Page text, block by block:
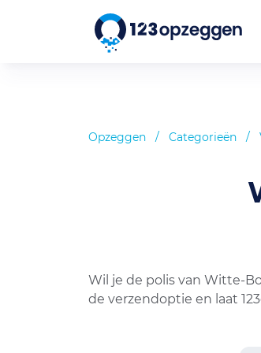
Opzeggen / Categorieën /
Wil je de polis van Witte-
de verzendoptie en laat